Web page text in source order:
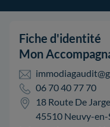
Fiche d'identité
Mon
06 70 40 77 70
18 Route De
45510 Neuvy-en-